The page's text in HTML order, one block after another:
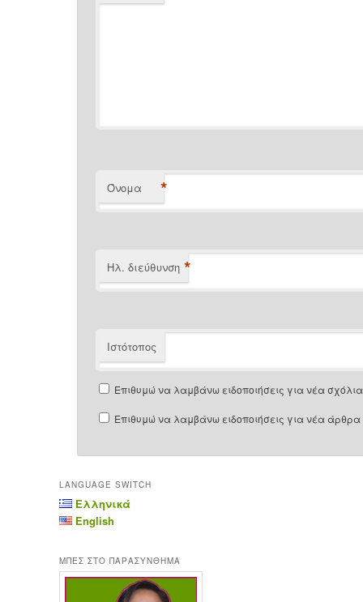
Όνομα *
Ηλ. διεύθυνση *
Ιστότοπος
Επιθυμώ να λαμβάνω ειδοποιήσεις για νέα
Επιθυμώ να λαμβάνω ειδοποιήσεις για νέα
LANGUAGE SWITCH
Ελληνικά
English
ΜΠΕΣ ΣΤΟ ΠΑΡΑΣΥΝΘΗΜΑ